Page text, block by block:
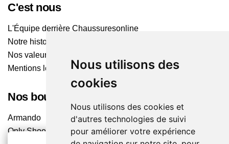
Nous utilisons des
cookies
Nous utilisons des cookies et
d'autres technologies de suivi
pour améliorer votre expérience
C'est nous
L'Équipe derrière Chaussuresonline
Notre histoire
Nos valeurs
Mentions légales
Nos boutiques
Armando
Only Shoes